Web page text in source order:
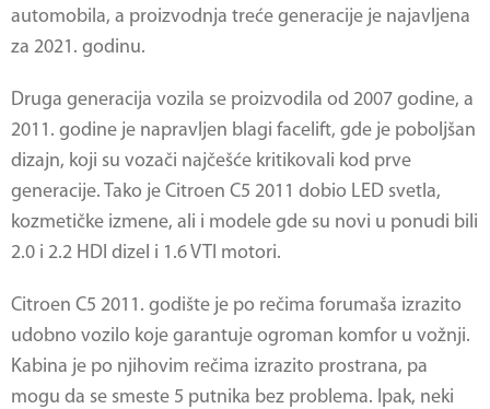
automobila, a proizvodnja treće generacije je najavljena
za 2021. godinu.
Druga generacija vozila se proizvodila od 2007 godine, a
2011. godine je napravljen blagi facelift, gde je poboljšan
dizajn, koji su vozači najčešće kritikovali kod prve
generacije. Tako je Citroen C5 2011 dobio LED svetla,
kozmetičke izmene, ali i modele gde su novi u ponudi bili
2.0 i 2.2 HDI dizel i 1.6 VTI motori.
Citroen C5 2011. godište je po rečima forumaša izrazito
udobno vozilo koje garantuje ogroman komfor u vožnji.
Kabina je po njihovim rečima izrazito prostrana, pa
mogu da se smeste 5 putnika bez problema. Ipak, neki